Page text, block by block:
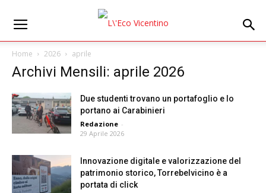
Home 2026 aprile
Archivi Mensili: aprile 2026
Due studenti trovano un portafoglio e lo
portano ai Carabinieri
Redazione -
29 Aprile 2026
Innovazione digitale e valorizzazione del
patrimonio storico, Torrebelvicino è a
portata di click